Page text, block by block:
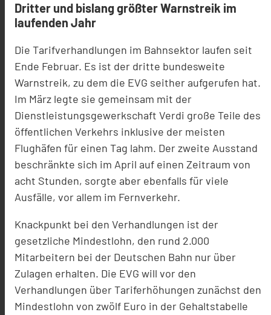
Dritter und bislang größter Warnstreik im
laufenden Jahr
Die Tarifverhandlungen im Bahnsektor laufen seit
Ende Februar. Es ist der dritte bundesweite
Warnstreik, zu dem die EVG seither aufgerufen hat.
Im März legte sie gemeinsam mit der
Dienstleistungsgewerkschaft Verdi große Teile des
öffentlichen Verkehrs inklusive der meisten
Flughäfen für einen Tag lahm. Der zweite Ausstand
beschränkte sich im April auf einen Zeitraum von
acht Stunden, sorgte aber ebenfalls für viele
Ausfälle, vor allem im Fernverkehr.
Knackpunkt bei den Verhandlungen ist der
gesetzliche Mindestlohn, den rund 2.000
Mitarbeitern bei der Deutschen Bahn nur über
Zulagen erhalten. Die EVG will vor den
Verhandlungen über Tariferhöhungen zunächst den
Mindestlohn von zwölf Euro in der Gehaltstabelle